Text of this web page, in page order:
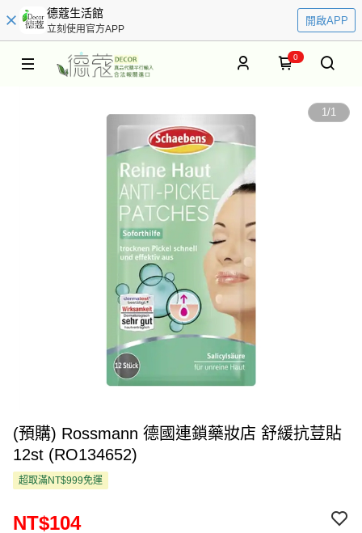
德蔻生活館
立刻使用官方APP
開啟APP
0
1/1
(預購) Rossmann 德國連鎖藥妝店 舒緩抗荳貼
12st (RO134652)
超取滿NT$999免運
NT$104